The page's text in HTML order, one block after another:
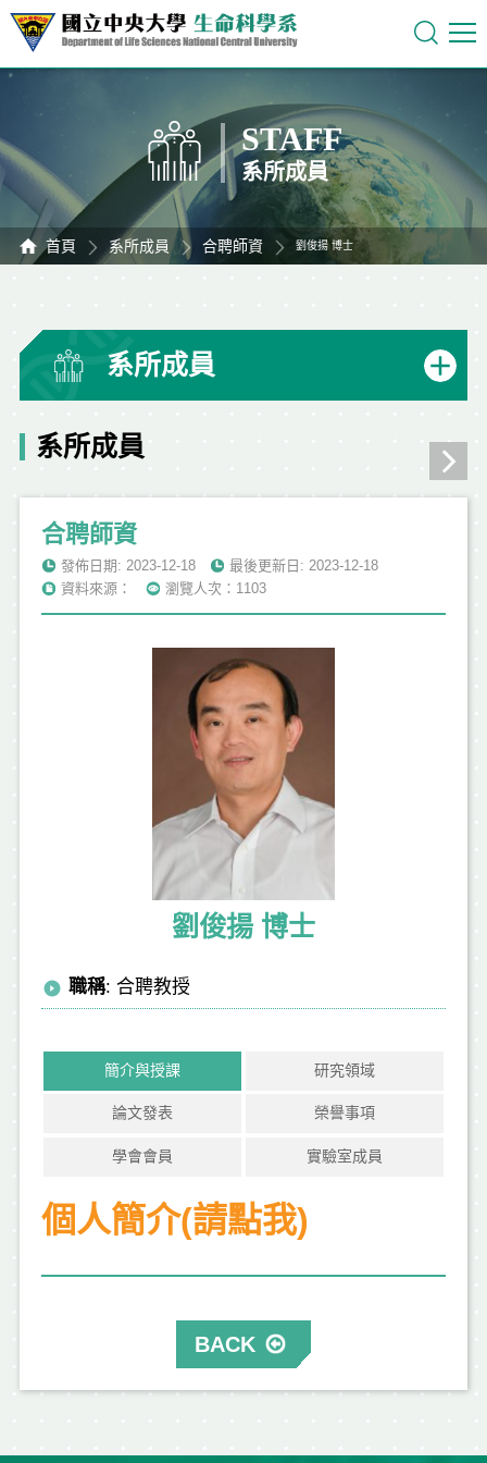
STAFF
系所成員
首頁 系所成員 合聘師資 劉俊揚 博士
系所成員
系所成員
合聘師資
發佈日期: 2023-12-18
最後更新日: 2023-12-18
資料來源：
瀏覽人次：1103
劉俊揚 博士
職稱: 合聘教授
簡介與授課
個人簡介(請點我)
研究領域
論文發表 榮譽事項
學會會員 實驗室成員
BACK